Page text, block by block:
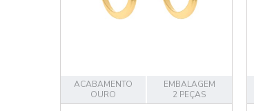
ACABAMENTO
OURO
EMBALAGEM
2 PEÇAS